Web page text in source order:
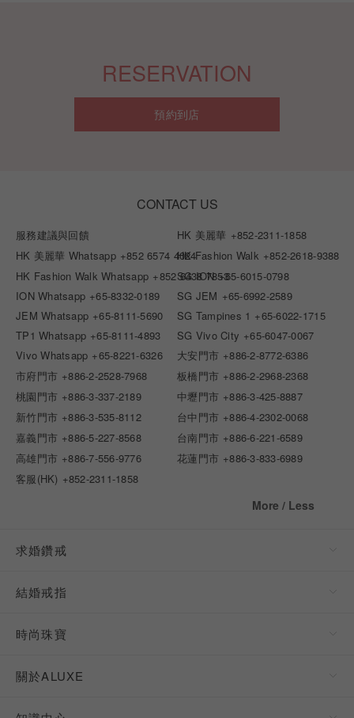
RESERVATION
預約到店
CONTACT US
服務建議與回饋 HK 美麗華 +852-2311-1858
HK 美麗華 Whatsapp +852 6574 4024HK Fashion Walk +852-2618-9388
HK Fashion Walk Whatsapp +852 6438 7853
SG ION +65-6015-0798
ION Whatsapp +65-8332-0189 SG JEM +65-6992-2589
JEM Whatsapp +65-8111-5690 SG Tampines 1 +65-6022-1715
TP1 Whatsapp +65-8111-4893 SG Vivo City +65-6047-0067
Vivo Whatsapp +65-8221-6326 大安門市 +886-2-8772-6386
市府門市 +886-2-2528-7968 板橋門市 +886-2-2968-2368
桃園門市 +886-3-337-2189 中壢門市 +886-3-425-8887
新竹門市 +886-3-535-8112 台中門市 +886-4-2302-0068
嘉義門市 +886-5-227-8568 台南門市 +886-6-221-6589
高雄門市 +886-7-556-9776 花蓮門市 +886-3-833-6989
客服(HK) +852-2311-1858
More / Less
求婚鑽戒
結婚戒指
時尚珠寶
關於ALUXE